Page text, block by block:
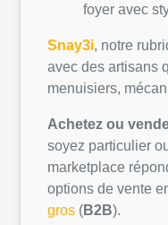
foyer avec
Snay3i, notre
avec des artisans
menuisiers,
Achetez ou
soyez particulier
marketplace
options de vente
gros (B2B).